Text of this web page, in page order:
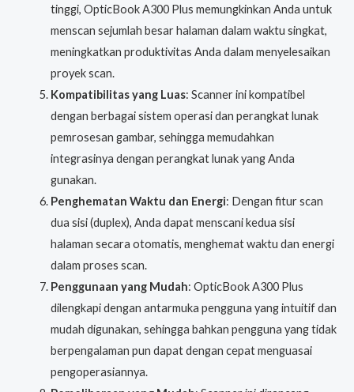
tinggi, OpticBook A300 Plus memungkinkan Anda untuk
menscan sejumlah besar halaman dalam waktu singkat,
meningkatkan produktivitas Anda dalam menyelesaikan
proyek scan.
Kompatibilitas yang Luas: Scanner ini kompatibel
dengan berbagai sistem operasi dan perangkat lunak
pemrosesan gambar, sehingga memudahkan
integrasinya dengan perangkat lunak yang Anda
gunakan.
Penghematan Waktu dan Energi: Dengan fitur scan
dua sisi (duplex), Anda dapat menscani kedua sisi
halaman secara otomatis, menghemat waktu dan energi
dalam proses scan.
Penggunaan yang Mudah: OpticBook A300 Plus
dilengkapi dengan antarmuka pengguna yang intuitif dan
mudah digunakan, sehingga bahkan pengguna yang tidak
berpengalaman pun dapat dengan cepat menguasai
pengoperasiannya.